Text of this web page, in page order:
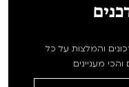
והמלצות על כל
מעניינים